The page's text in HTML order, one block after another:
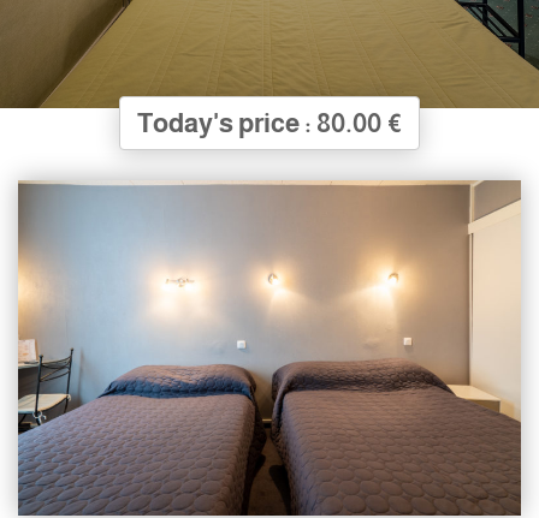
Today's price : 80.00 €